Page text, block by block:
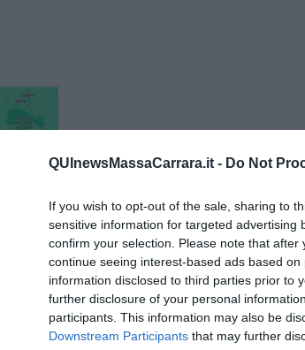
QUInewsMassaCarrara.it - Do Not
If you wish to opt-out of the sale, sharing to
sensitive information for targeted advertising
confirm your selection. Please note that
continue seeing interest-based ads based
information disclosed to third parties prior to
further disclosure of your personal
participants. This information may also be
Downstream Participants that may further